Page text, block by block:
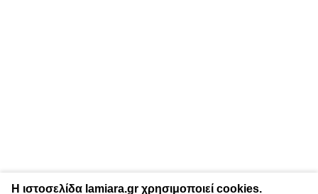
Η ιστοσελίδα lamiara.gr χρησιμοποιεί cookies.